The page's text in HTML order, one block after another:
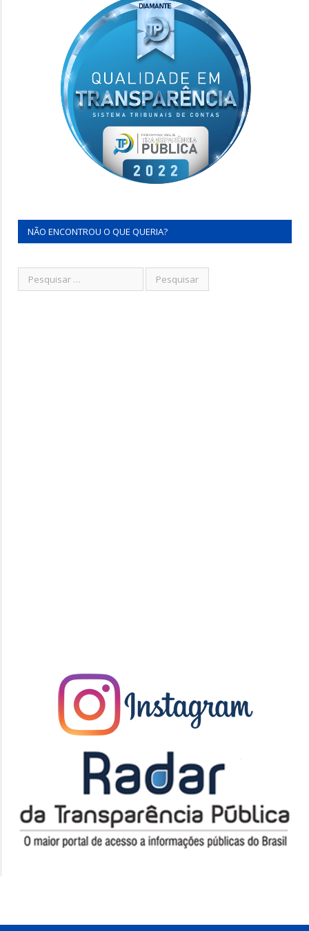
NÃO ENCONTROU O QUE QUERIA?